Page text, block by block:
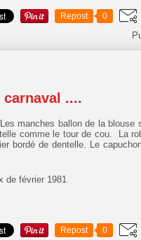
Repost 0
....
Les manches ballon de la
comme le tour de cou. La
bordé de dentelle. Le
de février 1981
Repost 0